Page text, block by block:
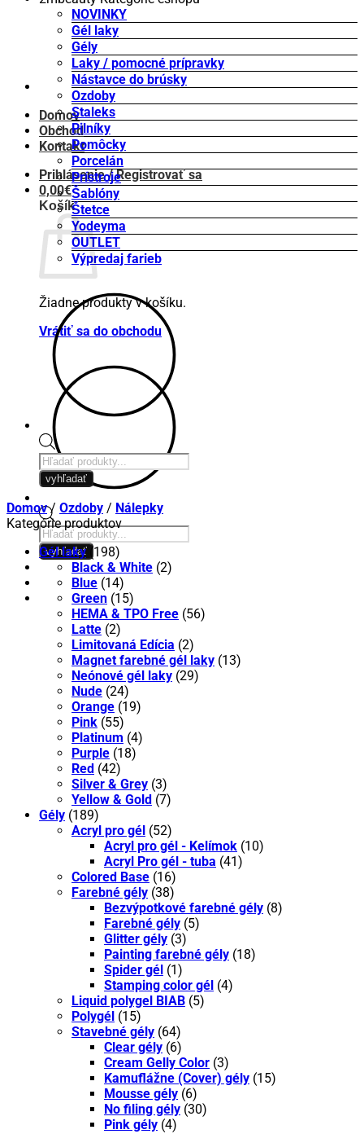
Domov
Obchod
Kontakt
Prihlásenie / Registrovať sa
0,00€
Košík
Žiadne produkty v košíku.
Vrátiť sa do obchodu
Products
search
vyhľadať
NOVINKY
Gél laky
Gély
Laky / pomocné prípravky
Nástavce do brúsky
Ozdoby
Staleks
Pilníky
Pomôcky
Porcelán
Prístroje
Šablóny
Štetce
Yodeyma
OUTLET
Výpredaj farieb
Products
search
vyhľadať
Domov / Ozdoby / Nálepky
Kategórie produktov
Gél laky (198)
Black & White (2)
Blue (14)
Green (15)
HEMA & TPO Free (56)
Latte (2)
Limitovaná Edícia (2)
Magnet farebné gél laky (13)
Neónové gél laky (29)
Nude (24)
Orange (19)
Pink (55)
Platinum (4)
Purple (18)
Red (42)
Silver & Grey (3)
Yellow & Gold (7)
Gély (189)
Acryl pro gél (52)
Acryl pro gél - Kelímok (10)
Acryl Pro gél - tuba (41)
Colored Base (16)
Farebné gély (38)
Bezvýpotkové farebné gély (8)
Farebné gély (5)
Glitter gély (3)
Painting farebné gély (18)
Spider gél (1)
Stamping color gél (4)
Liquid polygel BIAB (5)
Polygél (15)
Stavebné gély (64)
Clear gély (6)
Cream Gelly Color (3)
Kamuflážne (Cover) gély (15)
Mousse gély (6)
No filing gély (30)
Pink gély (4)